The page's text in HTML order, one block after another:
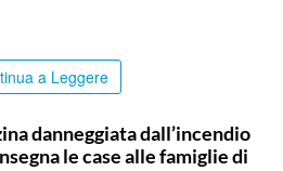
a Leggere
danneggiata dall’incendio
le case alle famiglie di